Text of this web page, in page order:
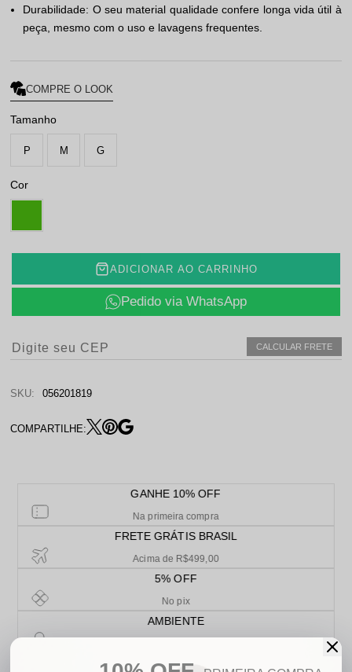
Durabilidade: O seu material qualidade confere longa vida útil à
peça, mesmo com o uso e lavagens frequentes.
COMPRE O LOOK
Tamanho
P M G
Cor
ADICIONAR AO CARRINHO
Pedido via WhatsApp
CALCULAR FRETE
SKU: 056201819
COMPARTILHE:
GANHE 10% OFF
Na primeira compra
FRETE GRÁTIS BRASIL
Acima de R$499,00
5% OFF
No pix
AMBIENTE
PARCELAMENTO